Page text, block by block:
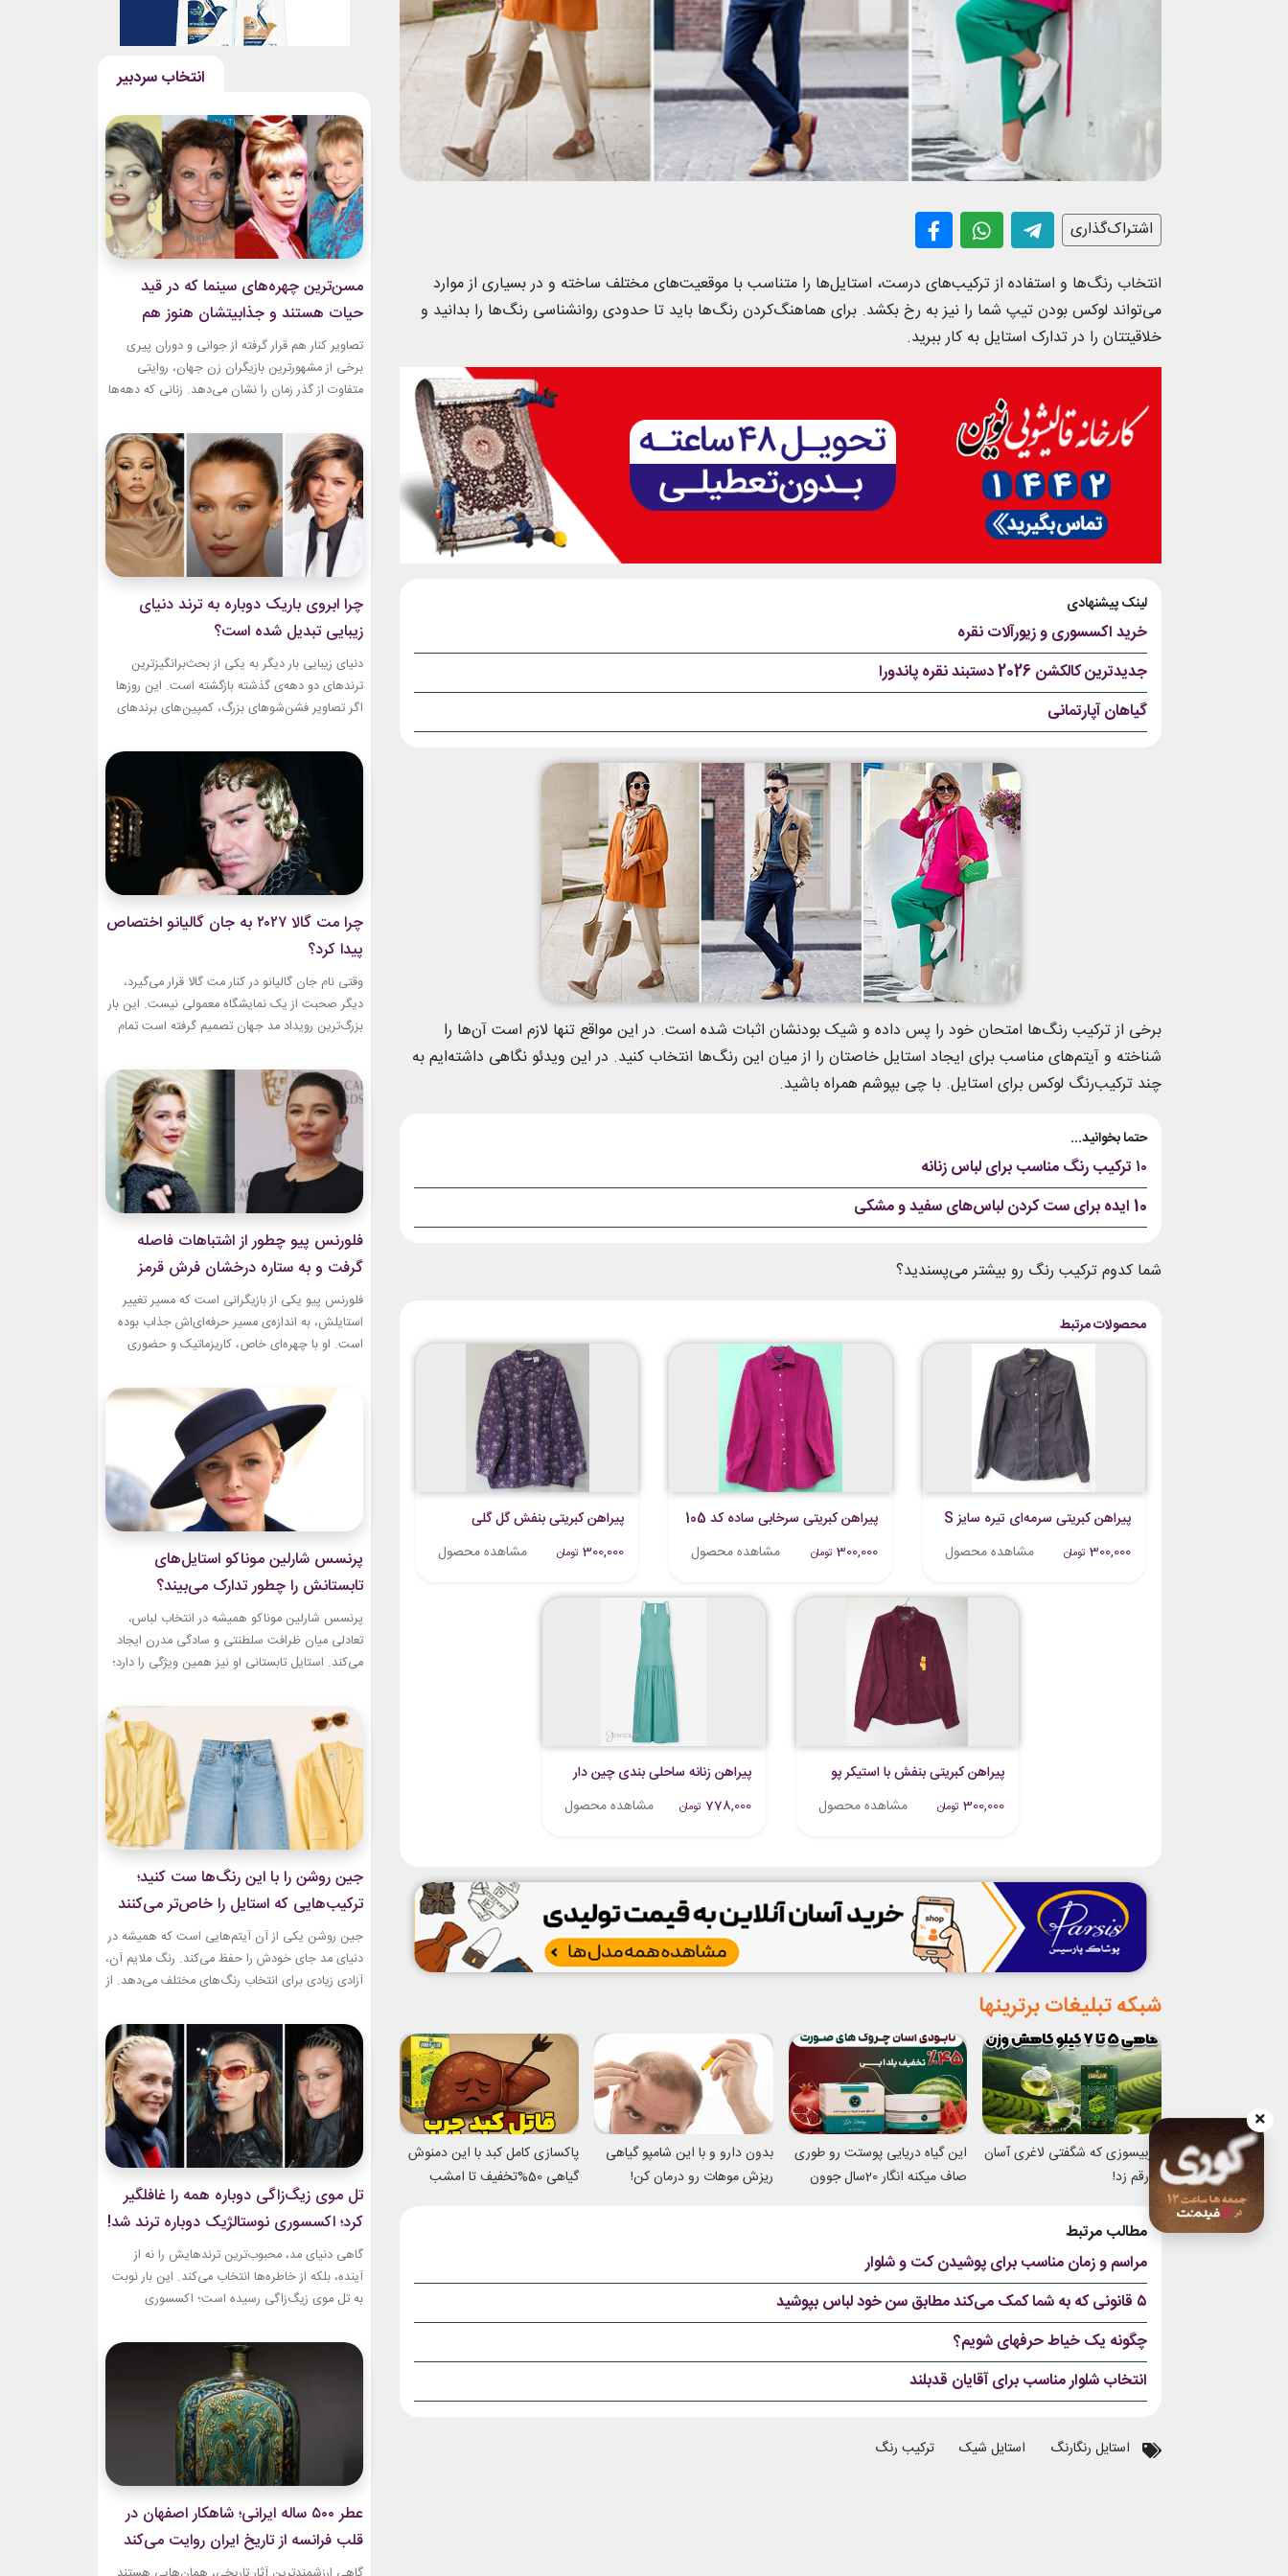
اشتراک‌گذاری
انتخاب رنگ‌ها و استفاده از ترکیب‌‌های درست، استایل‌ها را متناسب با موقعیت‌های مختلف ساخته و در بسیاری از موارد
می‌تواند لوکس بودن تیپ شما را نیز به رخ بکشد. برای هماهنگ‌کردن رنگ‌ها باید تا حدودی روانشناسی رنگ‌ها را بدانید و
خلاقیتتان را در تدارک استایل به کار ببرید.
لینک پیشنهادی
خرید اکسسوری و زیورآلات نقره
جدیدترین کالکشن 2026 دستبند نقره پاندورا
گیاهان آپارتمانی
برخی از ترکیب رنگ‌ها امتحان خود را پس داده و شیک بودنشان اثبات‌ شده است. در این مواقع تنها لازم است آن‌ها را
شناخته و آیتم‌های مناسب برای ایجاد استایل خاصتان را از میان این رنگ‌ها انتخاب کنید. در این ویدئو نگاهی داشته‌ایم به
چند ترکیب‌رنگ لوکس برای استایل. با چی بپوشم همراه باشید.
حتما بخوانید...
۱۰ ترکیب رنگ مناسب برای لباس زنانه
10 ایده برای ست کردن لباس‌های سفید و مشکی
شما کدوم ترکیب رنگ رو بیشتر می‌پسندید؟
محصولات مرتبط
پیراهن کبریتی سرمه‌ای تیره سایز S
300,000 تومان مشاهده محصول
پیراهن کبریتی سرخابی ساده کد 105
300,000 تومان مشاهده محصول
پیراهن کبریتی بنفش گل گلی
300,000 تومان مشاهده محصول
پیراهن کبریتی بنفش با استیکر پو
300,000 تومان مشاهده محصول
پیراهن زنانه ساحلی بندی چین دار
778,000 تومان مشاهده محصول
شبکه تبلیغات برترینها
چربیسوزی که شگفتی لاغری آسان
را رقم زد!
این گیاه دریایی پوستت رو طوری
صاف میکنه انگار 20سال جوون
بدون دارو و با این شامپو گیاهی
ریزش موهات رو درمان کن!
پاکسازی کامل کبد با این دمنوش
گیاهی 50%تخفیف تا امشب
مطالب مرتبط
مراسم و زمان مناسب برای پوشیدن کت و شلوار
۵ قانونی که به شما کمک می‌کند مطابق سن خود لباس بپوشید
چگونه یک خیاط حرفه‎ای شویم؟
انتخاب شلوار مناسب برای آقایان قدبلند
استایل رنگارنگ استایل شیک ترکیب رنگ
مسن‌ترین چهره‌های سینما که در قید
حیات هستند و جذابیتشان هنوز هم
باقیست!
تصاویر کنار هم قرار گرفته از جوانی و دوران پیری
برخی از مشهورترین بازیگران زن جهان، روایتی
متفاوت از گذر زمان را نشان می‌دهد. زنانی که دهه‌ها
و میراث هنری خود الهام‌بخش هستند. بازیگران زن
مسن سینما ثابت کرده‌اند که جذابیت واقعی تنها به
سال‌های جوانی محدود...
چرا ابروی باریک دوباره به ترند دنیای
زیبایی تبدیل شده است؟
دنیای زیبایی بار دیگر به یکی از بحث‌برانگیزترین
ترندهای دو دهه‌ی گذشته بازگشته است. این روزها
اگر تصاویر فشن‌شوهای بزرگ، کمپین‌های برندهای
حضور ابروی باریک مدرن را به‌وضوح خواهید دید. با
این حال، این بازگشت شباهت چندانی به ابروهای
بسیار نازک دهه ۱۹۹۰ و اوایل دهه...
چرا مت گالا ۲۰۲۷ به جان گالیانو اختصاص
پیدا کرد؟
وقتی نام جان گالیانو در کنار مت گالا قرار می‌گیرد،
دیگر صحبت از یک نمایشگاه معمولی نیست. این بار
بزرگ‌ترین رویداد مد جهان تصمیم گرفته است تمام
طراحان تاریخ را به تصویر بکشد. نمایشگاه John
Galliano: Horizons که با عنوان «افق‌های جان
گالیانو» شناخته می‌شود، فقط مرور لباس‌های...
فلورنس پیو چطور از اشتباهات فاصله
گرفت و به ستاره درخشان فرش قرمز
تبدیل شد؟
فلورنس پیو یکی از بازیگرانی است که مسیر تغییر
استایلش، به اندازه‌ی مسیر حرفه‌ای‌اش جذاب بوده
است. او با چهره‌ای خاص، کاریزماتیک و حضوری
سال‌های ابتدایی فعالیتش هنوز زبان شخصی خود را
در مد پیدا نکرده بود.لینک پیشنهادیجدیدترین
کالکشن 2026 دستبند نقره پاندوراخرید اکسسوری
پرنسس شارلین موناکو استایل‌های
تابستانش را چطور تدارک می‌بیند؟
پرنسس شارلین موناکو همیشه در انتخاب لباس،
تعادلی میان ظرافت سلطنتی و سادگی مدرن ایجاد
می‌کند. استایل تابستانی او نیز همین ویژگی را دارد؛
طراحی‌هایی که برای روزهای گرم، هم راحت هستند
و هم باشکوه. از مراسم‌های رسمی کاخ گرفته تا
حضورهای صمیمی‌تر، شارلین نشان داده که
پیراهن‌های...
جین روشن را با این رنگ‌ها ست کنید؛
ترکیب‌هایی که استایل را خاص‌تر می‌کنند
جین روشن یکی از آن آیتم‌هایی است که همیشه در
دنیای مد جای خودش را حفظ می‌کند. رنگ ملایم آن،
آزادی زیادی برای انتخاب رنگ‌های مختلف می‌دهد. از
مینیمال، جین روشن می‌تواند پایه یک ظاهر شیک و
امروزی باشد. کافی است رنگ همراه آن را درست
انتخاب...
تل موی زیگ‌زاگی دوباره همه را غافلگیر
کرد؛ اکسسوری نوستالژیک دوباره ترند شد!
گاهی دنیای مد، محبوب‌ترین ترندهایش را نه از
آینده، بلکه از خاطره‌ها انتخاب می‌کند. این بار نوبت
به تل موی زیگ‌زاگی رسیده است؛ اکسسوری‌
اوایل دهه ۲۰۰۰ به یاد دارند و حالا با ظاهری آشنا اما
جایگاهی تازه، دوباره به مرکز توجه برگشته است....
عطر ۵۰۰ ساله ایرانی؛ شاهکار اصفهان در
قلب فرانسه از تاریخ ایران روایت می‌کند